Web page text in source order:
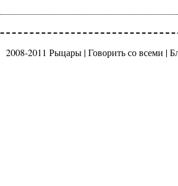
2008-2011 Рыцары |Говорить со всеми |